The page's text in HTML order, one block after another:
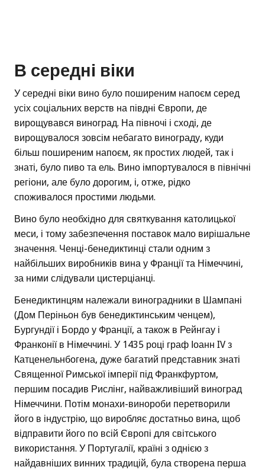
В середні віки
У середні віки вино було поширеним напоєм серед
усіх соціальних верств на півдні Європи, де
вирощувався виноград. На півночі і сході, де
вирощувалося зовсім небагато винограду, куди
більш поширеним напоєм, як простих людей, так і
знаті, було пиво та ель. Вино імпортувалося в північні
регіони, але було дорогим, і, отже, рідко
споживалося простими людьми.
Вино було необхідно для святкування католицької
меси, і тому забезпечення поставок мало вирішальне
значення. Ченці-бенедиктинці стали одним з
найбільших виробників вина у Франції та Німеччині,
за ними слідували цистерціанці.
Бенедиктинцям належали виноградники в Шампані
(Дом Періньон був бенедиктинським ченцем),
Бургундії і Бордо у Франції, а також в Рейнгау і
Франконії в Німеччині. У 1435 році граф Іоанн IV з
Катценельнбогена, дуже багатий представник знаті
Священної Римської імперії під Франкфуртом,
першим посадив Рислінг, найважливіший виноград
Німеччини. Потім монахи-винороби перетворили
його в індустрію, що виробляє достатньо вина, щоб
відправити його по всій Європі для світського
використання. У Португалії, країні з однією з
найдавніших винних традицій, була створена перша